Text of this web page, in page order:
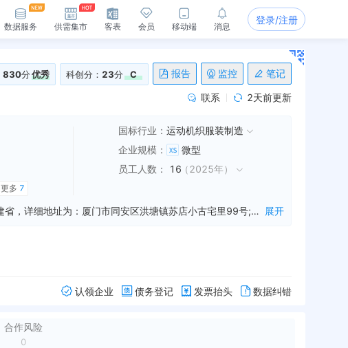
数据服务 供需集市 客表 会员 移动端 消息
登录/注册
830分优秀 科创分： 23分 C 报告 监控 笔记
联系 2天前更新
更多 7
国标行业： 运动机织服装制造
企业规模 ：
微型
员工人数 ： 16（2025年）
厦门市志军工贸有限公司是一家从事金属制品,塑料制品等业务的公司，成立于2003年06月26日，公司坐落在福建省，详细地址为：厦门市同安区洪塘镇苏店小古宅里99号;经国家企业信用信息公示系统查询得知，厦门市志军工贸有限公司的信用代码/税号为9135021273789693XR，法人是陈余生，注册资本为50.000000万人民币，企业的经营范围为:加工、销售：金属制品（不含电镀）、塑料制品。 展开
认领企业 债务登记 发票抬头 数据纠错
合作风险
0